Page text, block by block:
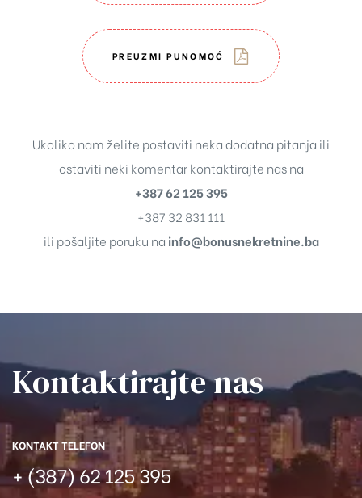
PREUZMI PUNOMOĆ
Ukoliko nam želite postaviti neka dodatna pitanja ili
ostaviti neki komentar kontaktirajte nas na
+387 62 125 395
+387 32 831 111
ili pošaljite poruku na info@bonusnekretnine.ba
Kontaktirajte nas​
KONTAKT TELEFON
+ (387) 62 125 395